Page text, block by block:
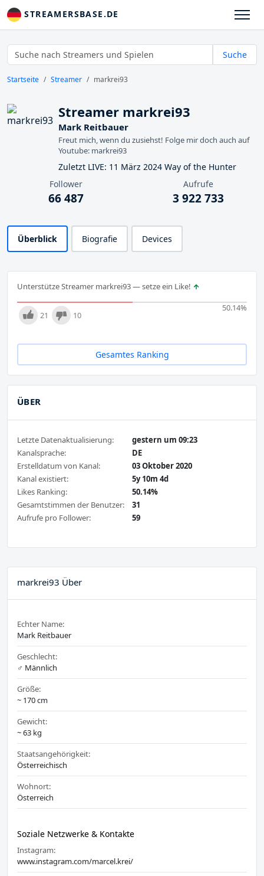
STREAMERSBASE.DE
Suche
Startseite Streamer markrei93
Streamer markrei93
Mark Reitbauer
Freut mich, wenn du zusiehst! Folge mir doch auch auf
Youtube: markrei93
Zuletzt LIVE: 11 März 2024 Way of the Hunter
Follower
66 487
Aufrufe
3 922 733
Überblick Biografie Devices
Unterstütze Streamer markrei93 — setze ein Like!
50.14%
21 10
Gesamtes Ranking
ÜBER
Letzte Datenaktualisierung:
gestern um 09:23
Kanalsprache:
DE
Erstelldatum von Kanal:
03 Oktober 2020
Kanal existiert:
5y 10m 4d
Likes Ranking:
50.14%
Gesamtstimmen der Benutzer:
31
Aufrufe pro Follower:
59
markrei93 Über
Echter Name:
Mark Reitbauer
Geschlecht:
♂️ Männlich
Größe:
~ 170 cm
Gewicht:
~ 63 kg
Staatsangehörigkeit:
Österreichisch
Wohnort:
Österreich
Soziale Netzwerke & Kontakte
Instagram:
www.instagram.com/marcel.krei/